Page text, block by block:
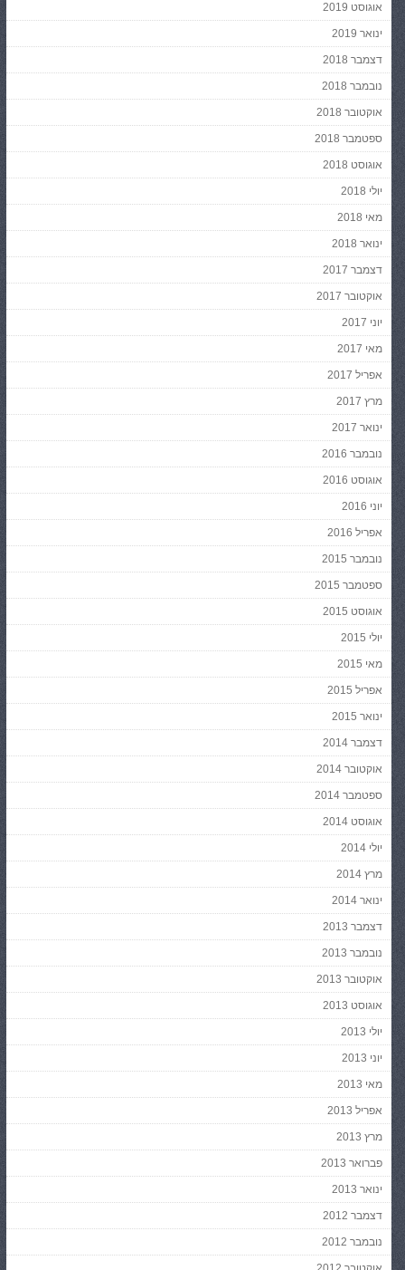
אוגוסט 2019
ינואר 2019
דצמבר 2018
נובמבר 2018
אוקטובר 2018
ספטמבר 2018
אוגוסט 2018
יולי 2018
מאי 2018
ינואר 2018
דצמבר 2017
אוקטובר 2017
יוני 2017
מאי 2017
אפריל 2017
מרץ 2017
ינואר 2017
נובמבר 2016
אוגוסט 2016
יוני 2016
אפריל 2016
נובמבר 2015
ספטמבר 2015
אוגוסט 2015
יולי 2015
מאי 2015
אפריל 2015
ינואר 2015
דצמבר 2014
אוקטובר 2014
ספטמבר 2014
אוגוסט 2014
יולי 2014
מרץ 2014
ינואר 2014
דצמבר 2013
נובמבר 2013
אוקטובר 2013
אוגוסט 2013
יולי 2013
יוני 2013
מאי 2013
אפריל 2013
מרץ 2013
פברואר 2013
ינואר 2013
דצמבר 2012
נובמבר 2012